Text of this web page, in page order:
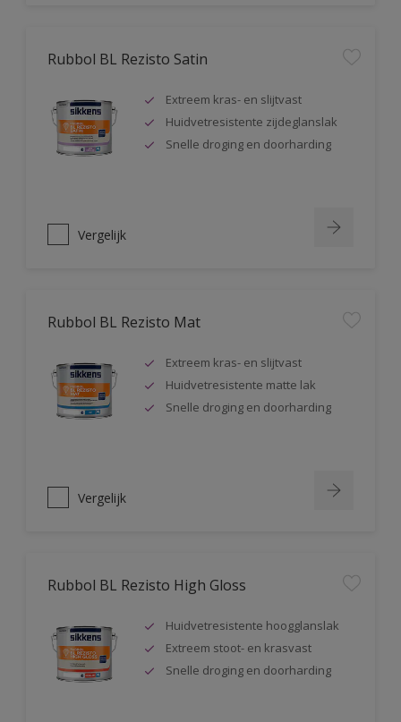
Rubbol BL Rezisto Satin
Extreem kras- en slijtvast
Huidvetresistente zijdeglanslak
Snelle droging en doorharding
Vergelijk
Rubbol BL Rezisto Mat
Extreem kras- en slijtvast
Huidvetresistente matte lak
Snelle droging en doorharding
Vergelijk
Rubbol BL Rezisto High Gloss
Huidvetresistente hoogglanslak
Extreem stoot- en krasvast
Snelle droging en doorharding